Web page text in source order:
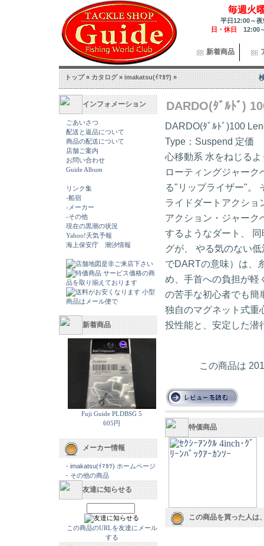
毎週火
平日12:00～
日・休日 12:00
新着商品
トップ»カタログ»imakatsu(ｲﾏｶﾂ)»
インフォメーション
ごあいさつ
配送と返品について
商品の配送について
店舗ご案内
お問い合わせ
Guide Album
リンク集
-船宿
-メーカー
-その他
現在の黒潮の状況
Yahoo!天気予報
海上保安庁 潮汐情報
新着商品
Fuji Guide PLDBSG 5
605円
メーカー情報
- imakatsu(ｲﾏｶﾂ) ホームページ
- その他の商品
友達に知らせる
この商品のURLを友達にメール
する
DARDO(ﾀﾞﾙﾄﾞ)
DARDO(ﾀﾞﾙﾄﾞ)100
Type：Suspend 定価
心移動系 水をねじる
ローティングジャー
る"リップライザー"。
ライドダートアクショ
アクション・ジャーク
するようなダート、
グが、 やる気のない
でDARTの意味）は、
め、手首への負担が軽
の苦手な初心者でも簡
独自のマグネット式重
投性能と、安定した潜
この商品は
特価商品
この商品を買った人は